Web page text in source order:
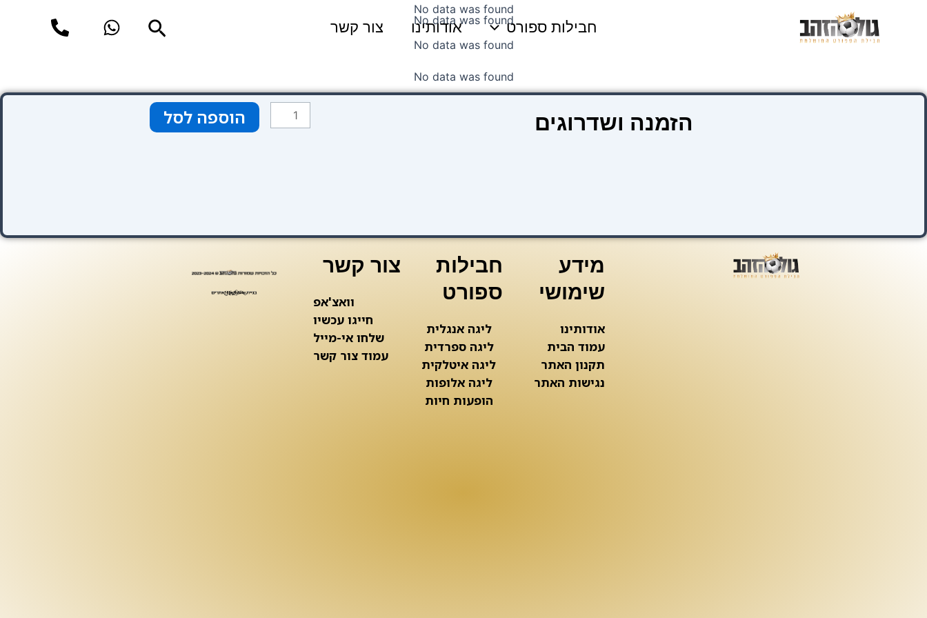
חבילות ספורט אודותינו צור קשר חיפוש
No data was found
No data was found
No data was found
No data was found
הזמנה ושדרוגים
כמות
של
ורוד
הוספה לסל
מידע
שימושי
אודותינו
עמוד הבית
תקנון האתר
נגישות האתר
חבילות
ספורט
ליגה אנגלית
ליגה ספרדית
ליגה איטלקית
ליגה אלופות
הופעות חיות
צור קשר
וואצ'אפ
חייגו עכשיו
שלחו אי-מייל
עמוד צור קשר